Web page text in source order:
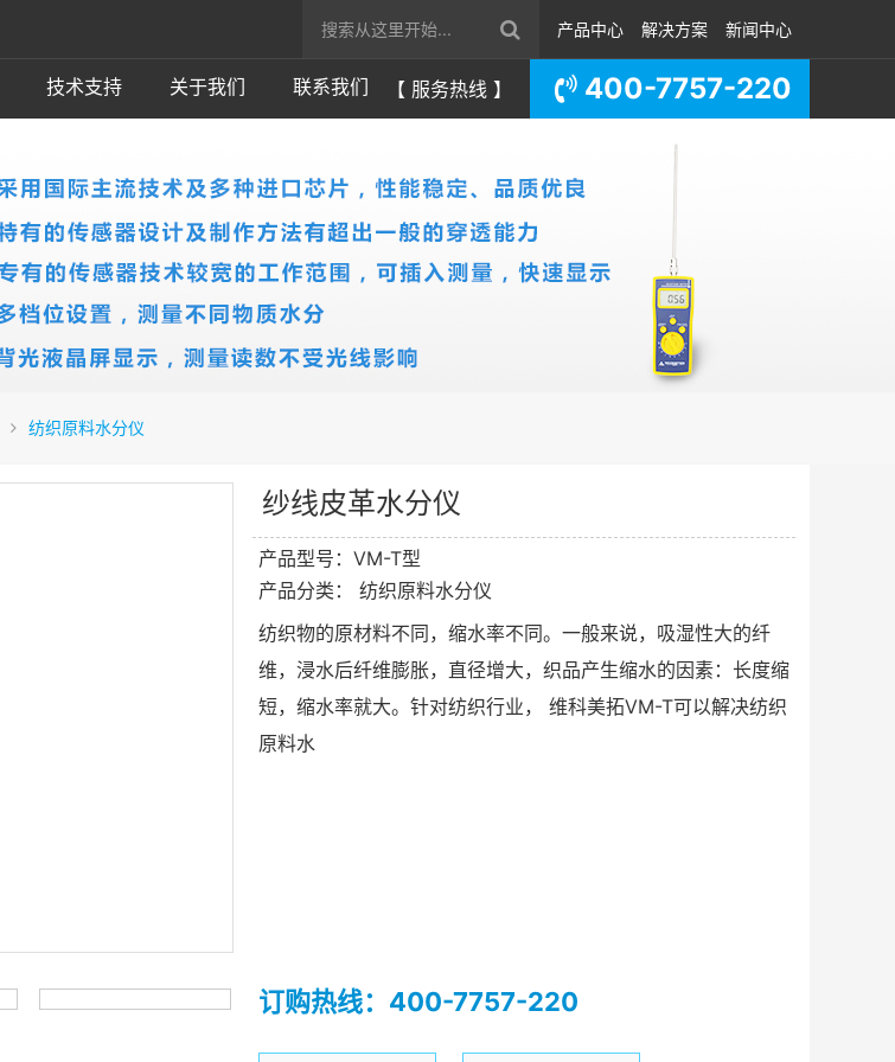
产品中心 解决方案 新闻中心
技术支持 关于我们 联系我们 【 服务热线 】 400-7757-220
纺织原料水分仪
纱线皮革水分仪
产品型号：VM-T型
产品分类： 纺织原料水分仪
纺织物的原材料不同，缩水率不同。一般来说，吸湿性大的纤
维，浸水后纤维膨胀，直径增大，织品产生缩水的因素：长度缩
短，缩水率就大。针对纺织行业， 维科美拓VM-T可以解决纺织
原料水
订购热线：400-7757-220